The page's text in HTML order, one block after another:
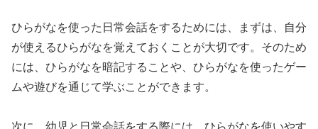
ひらがなを使った日常会話をするためには、まずは、自分
が使えるひらがなを覚えておくことが大切です。そのため
には、ひらがなを暗記することや、ひらがなを使ったゲー
ムや遊びを通じて学ぶことができます。
次に、幼児と日常会話をする際には、ひらがなを使いやす